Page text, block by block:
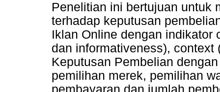
Penelitian ini bertujuan untuk
terhadap keputusan
Iklan Online dengan indikator
dan informativeness),
Keputusan Pembelian
pemilihan merek, pemilihan
pembayaran dan jumlah